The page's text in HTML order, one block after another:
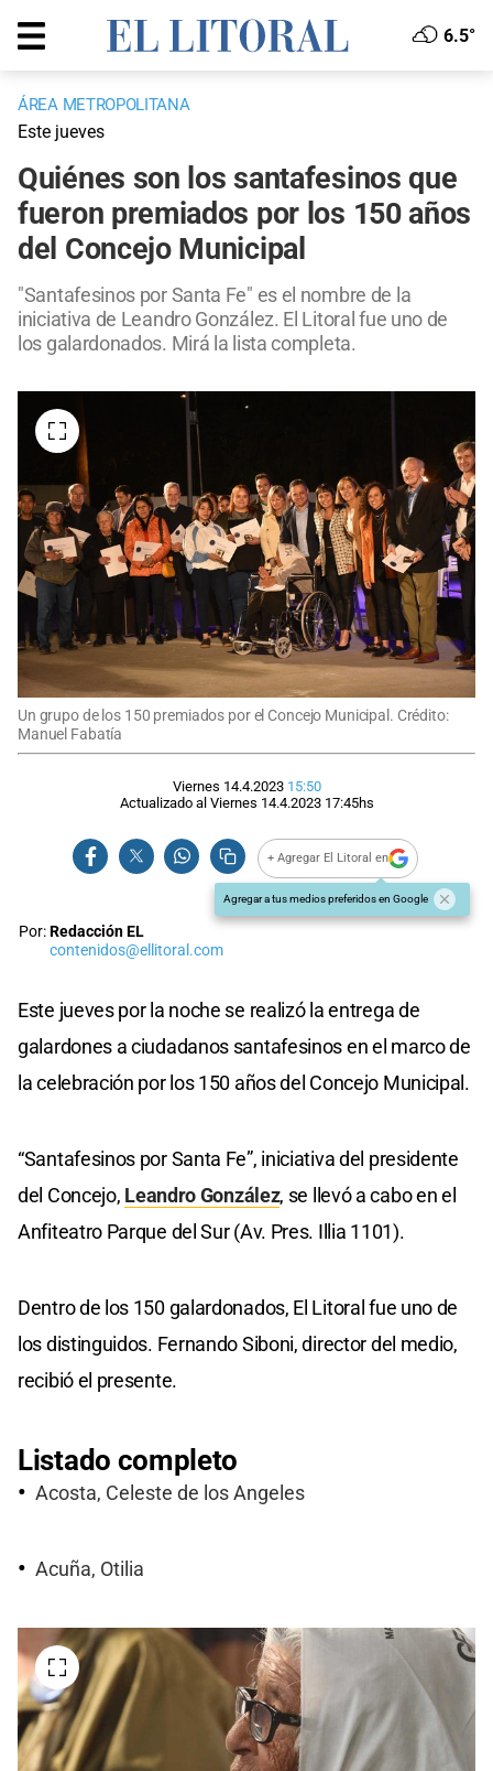
6.5°
ÁREA METROPOLITANA
Este jueves
Quiénes son los santafesinos que
fueron premiados por los 150 años
del Concejo Municipal
"Santafesinos por Santa Fe" es el nombre de la
iniciativa de Leandro González. El Litoral fue uno de
los galardonados. Mirá la lista completa.
Un grupo de los 150 premiados por el Concejo Municipal. Crédito:
Manuel Fabatía
Viernes 14.4.2023 15:50
Actualizado al Viernes 14.4.2023 17:45hs
+ Agregar El Litoral en
Agregar a tus medios preferidos en Google
Por:Redacción EL
contenidos@ellitoral.com
Este jueves por la noche se realizó la entrega de
galardones a ciudadanos santafesinos en el marco de
la celebración por los 150 años del Concejo Municipal.
“Santafesinos por Santa Fe”, iniciativa del presidente
del Concejo, Leandro González, se llevó a cabo en el
Anfiteatro Parque del Sur (Av. Pres. Illia 1101).
Dentro de los 150 galardonados, El Litoral fue uno de
los distinguidos. Fernando Siboni, director del medio,
recibió el presente.
Listado completo
Acosta, Celeste de los Angeles
Acuña, Otilia